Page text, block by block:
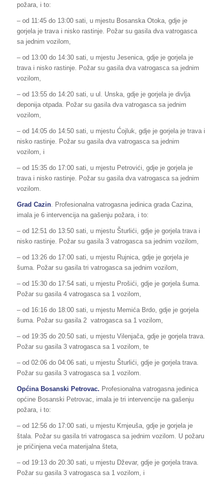
požara, i to:
– od 11:45 do 13:00 sati, u mjestu Bosanska Otoka, gdje je
gorjela je trava i nisko rastinje. Požar su gasila dva vatrogasca
sa jednim vozilom,
– od 13:00 do 14:30 sati, u mjestu Jesenica, gdje je gorjela je
trava i nisko rastinje. Požar su gasila dva vatrogasca sa jednim
vozilom,
– od 13:55 do 14:20 sati, u ul. Unska, gdje je gorjela je divlja
deponija otpada. Požar su gasila dva vatrogasca sa jednim
vozilom,
– od 14:05 do 14:50 sati, u mjestu Ćojluk, gdje je gorjela je trava i
nisko rastinje. Požar su gasila dva vatrogasca sa jednim
vozilom, i
– od 15:35 do 17:00 sati, u mjestu Petrovići, gdje je gorjela je
trava i nisko rastinje. Požar su gasila dva vatrogasca sa jednim
vozilom.
Grad Cazin. Profesionalna vatrogasna jedinica grada Cazina,
imala je 6 intervencija na gašenju požara, i to:
– od 12:51 do 13:50 sati, u mjestu Šturlići, gdje je gorjela trava i
nisko rastinje. Požar su gasila 3 vatrogasca sa jednim vozilom,
– od 13:26 do 17:00 sati, u mjestu Rujnica, gdje je gorjela je
šuma. Požar su gasila tri vatrogasca sa jednim vozilom,
– od 15:30 do 17:54 sati, u mjestu Prošići, gdje je gorjela šuma.
Požar su gasila 4 vatrogasca sa 1 vozilom,
– od 16:16 do 18:00 sati, u mjestu Memića Brdo, gdje je gorjela
šuma. Požar su gasila 2 vatrogasca sa 1 vozilom,
– od 19:35 do 20:50 sati, u mjestu Vilenjača, gdje je gorjela trava.
Požar su gasila 3 vatrogasca sa 1 vozilom, te
– od 02:06 do 04:06 sati, u mjestu Šturlići, gdje je gorjela trava.
Požar su gasila 3 vatrogasca sa 1 vozilom.
Općina Bosanski Petrovac. Profesionalna vatrogasna jedinica
općine Bosanski Petrovac, imala je tri intervencije na gašenju
požara, i to:
– od 12:56 do 17:00 sati, u mjestu Krnjeuša, gdje je gorjela je
štala. Požar su gasila tri vatrogasca sa jednim vozilom. U požaru
je pričinjena veća materijalna šteta,
– od 19:13 do 20:30 sati, u mjestu Dževar, gdje je gorjela trava.
Požar su gasila 3 vatrogasca sa 1 vozilom, i